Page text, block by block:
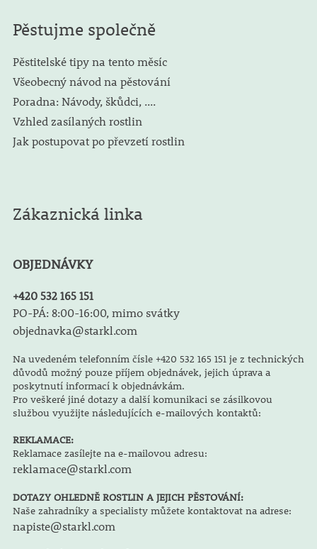
Pěstujme společně
Pěstitelské tipy na tento měsíc
Všeobecný návod na pěstování
Poradna: Návody, škůdci, ....
Vzhled zasílaných rostlin
Jak postupovat po převzetí rostlin
Zákaznická linka
OBJEDNÁVKY
+420 532 165 151
PO-PÁ: 8:00-16:00, mimo svátky
objednavka@starkl.com
Na uvedeném telefonním čísle +420 532 165 151 je z technických
důvodů možný pouze příjem objednávek, jejich úprava a
poskytnutí informací k objednávkám.
Pro veškeré jiné dotazy a další komunikaci se zásilkovou
službou využijte následujících e-mailových kontaktů:
REKLAMACE:
Reklamace zasílejte na e-mailovou adresu:
reklamace@starkl.com
DOTAZY OHLEDNĚ ROSTLIN A JEJICH PĚSTOVÁNÍ:
Naše zahradníky a specialisty můžete kontaktovat na adrese:
napiste@starkl.com